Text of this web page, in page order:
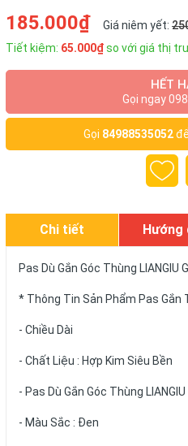
185.000₫ Giá niêm yết:
Tiết kiệm: 65.000₫so với giá thị
HẾT
Gọi ngay
Gọi 84988535052
Chi tiết Hướng
Pas Dù Gắn Góc Thùng LIANGIU
* Thông Tin Sản Phẩm Pas Gắn
- Chiều Dài
- Chất Liệu : Hợp Kim Siêu Bền
- Pas Dù Gắn Góc Thùng
- Màu Sắc : Đen